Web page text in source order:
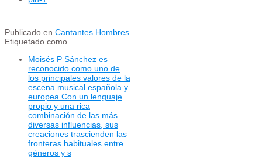
Publicado en Cantantes Hombres
Etiquetado como
Moisés P Sánchez es
reconocido como uno de
los principales valores de la
escena musical española y
europea Con un lenguaje
propio y una rica
combinación de las más
diversas influencias, sus
creaciones trascienden las
fronteras habituales entre
géneros y s